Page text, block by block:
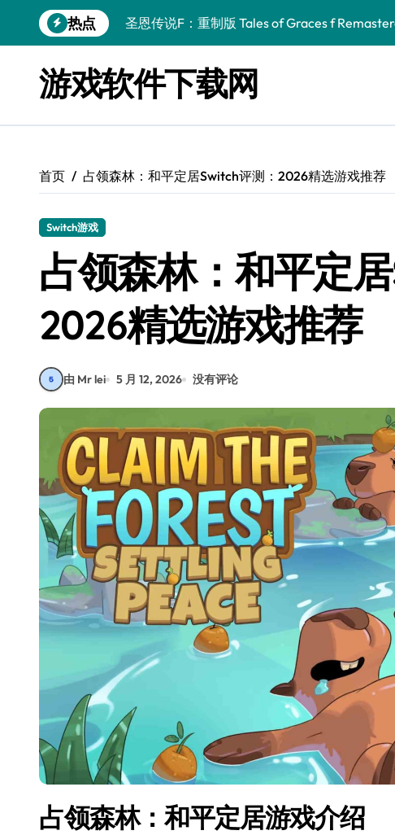
到
热点
圣恩传说F：重制版 Tales of Graces f
终焉之玛格诺利亚：雾中之花 ENDER
休闲运动系列：网球 Casual Sport Series
星球大战前传1：绝地力量之战 Star Wars
阿瑞亚之旅 Worlds of Aria
阿喀琉斯：传说未竟之谜 Achilles Legends
小镇惊魂：重制版合集 DreadOut Remastered
游戏软件下载网
首页 占领森林：和平定居Switch评测：2026精选游戏推荐
Switch游戏
占领森林：和平定
2026精选游戏推荐
由 Mr lei 5 月 12, 2026 没有评论
占领森林：和平定居游戏介绍